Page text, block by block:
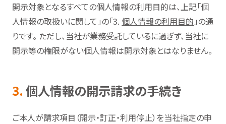
開示対象となるすべての個人情報の利用目的は、上記「個
人情報の取扱いに関して」の「3. 個人情報の利用目的 」の通
りです。 ただし、当社が業務受託しているに過ぎず、当社に
開示等の権限がない個人情報は開示対象とはなりません。
3. 個人情報の開示請求の手続き
ご本人が請求項目（開示・訂正・利用停止）を当社指定の申